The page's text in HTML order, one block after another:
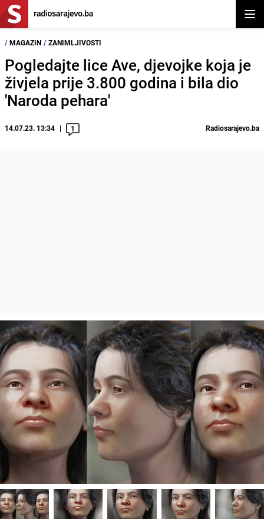
/ MAGAZIN / ZANIMLJIVOSTI
Pogledajte lice Ave, djevojke koja je
živjela prije 3.800 godina i bila dio
'Naroda pehara'
14.07.23. 13:34 1 Radiosarajevo.ba